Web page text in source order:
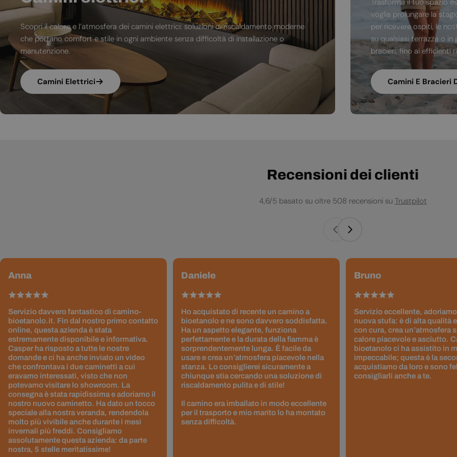
Scopri il calore e l’atmosfera dei camini elettrici: soluzioni di riscaldamento moderne
che portano comfort e stile in ogni ambiente senza difficoltà di installazione o
manutenzione.
Camini Elettrici
Trasforma il tuo spazio
voglia prolungare la
per ricevere ospiti, le
su qualsiasi terrazza o
bracieri, fino ai efficienti
Camini E Bracieri
Recensioni dei clienti
4,6/5 basato su oltre 508 recensioni su Trustpilot
Anna
Servizio davvero fantastico di camino-
bioetanolo.it. Fin dal nostro primo contatto
online, questa azienda è stata
estremamente disponibile e informativa.
Casper ha risposto a tutte le nostre
domande e ci ha anche inviato un video
che confrontava i due caminetti a cui
eravamo interessati, visto che non
potevamo visitare lo showroom. La
consegna è stata rapidissima e adoriamo il
nostro nuovo caminetto. Ha dato un tocco
speciale alla nostra veranda, rendendola
molto più vivibile anche durante i mesi
invernali più freddi. Consigliamo
assolutamente questa azienda: da parte
nostra, 5 stelle meritatissime!
Daniele
Ho acquistato di recente un camino a
bioetanolo e ne sono davvero soddisfatta.
Ha un aspetto elegante, funziona
perfettamente e la durata della fiamma è
sorprendentemente lunga. È facile da
usare e crea un’atmosfera piacevole nella
stanza. Lo consiglierei sicuramente a
chiunque stia cercando una soluzione di
riscaldamento pulita e di stile!
Il camino era imballato in modo eccellente
per il trasporto e mio marito lo ha montato
senza difficoltà.
Bruno
Servizio eccellente,
nuova stufa: è di alta qualità
con cura, crea un’atmosfera
calore piacevole e asciutto.
bioetanolo ci ha assistito in
impeccabile; questa è la
acquistiamo da loro e sono
consigliarli anche a te.